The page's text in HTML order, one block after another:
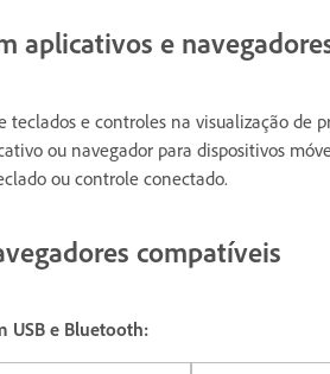
aplicativos e
teclados e controles na visualização de
ou navegador para dispositivos
ou controle conectado.
compatíveis
USB e Bluetooth: